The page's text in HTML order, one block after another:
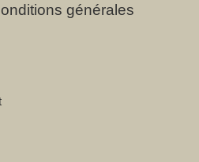
générales